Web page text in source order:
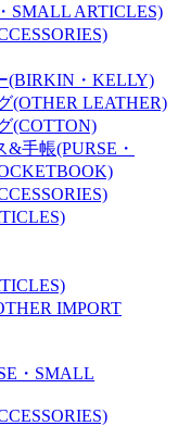
SMALL ARTICLES)
(BIRKIN・KELLY)
(OTHER LEATHER)
(COTTON)
手帳(PURSE・
IMPORT
・SMALL